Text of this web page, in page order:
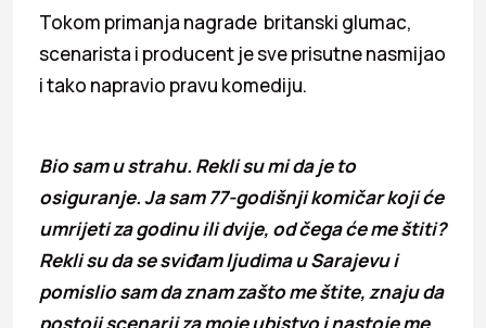
Tokom primanja nagrade britanski glumac,
scenarista i producent je sve prisutne nasmijao
i tako napravio pravu komediju.
Bio sam u strahu. Rekli su mi da je to
osiguranje. Ja sam 77-godišnji komičar koji će
umrijeti za godinu ili dvije, od čega će me štiti?
Rekli su da se sviđam ljudima u Sarajevu i
pomislio sam da znam zašto me štite, znaju da
postoji scenarij za moje ubistvo i nastoje me